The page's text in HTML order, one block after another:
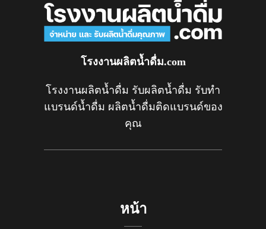
โรงงานผลิตน้ำดื่ม.com
โรงงานผลิตน้ำดื่ม รับผลิตน้ำดื่ม รับทำ
แบรนด์น้ำดื่ม ผลิตน้ำดื่มติดแบรนด์ของ
คุณ
หน้า